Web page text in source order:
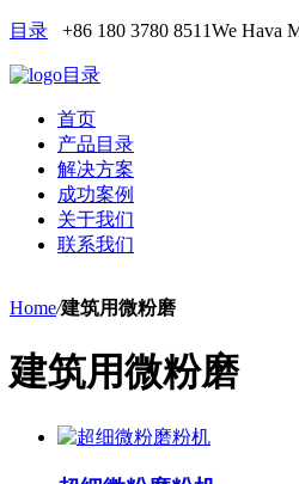
目录 +86 180 3780 8511We Hava
目录
首页
产品目录
解决方案
成功案例
关于我们
联系我们
Home/建筑用微粉磨
建筑用微粉磨